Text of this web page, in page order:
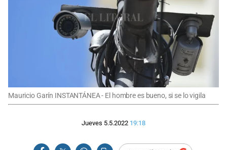
Mauricio Garín INSTANTÁNEA - El hombre es bueno, si se lo vigila
Jueves 5.5.2022 19:18